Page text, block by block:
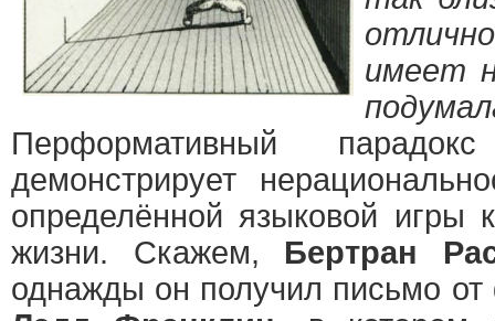
имеет
Перформативный
демонстрирует
определённой языковой игры
жизни. Скажем, Бертран
однажды он получил письмо